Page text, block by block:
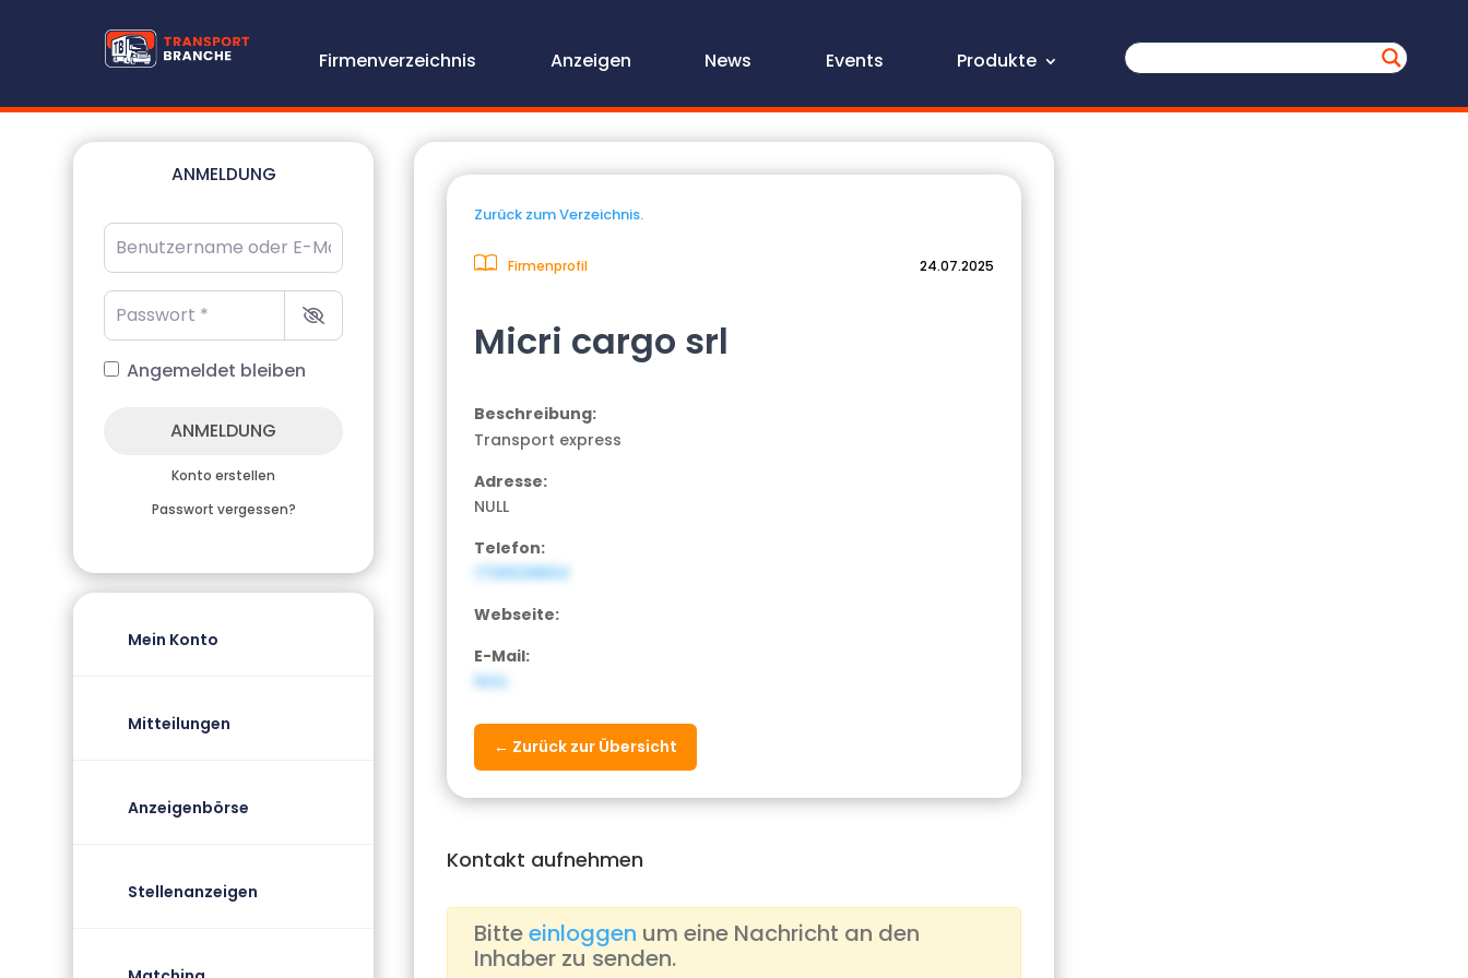
Firmenverzeichnis Anzeigen News Events Produkte
ANMELDUNG
Benutzername oder E-Mail-Adresse
Passwort
Angemeldet bleiben
ANMELDUNG
Konto erstellen
Passwort vergessen?
Mein Konto
Mitteilungen
Anzeigenbörse
Stellenanzeigen
Zurück zum Verzeichnis.
Firmenprofil 24.07.2025
Micri cargo srl
Beschreibung:
Transport express
Adresse:
NULL
Telefon:
1736538804
Webseite:
E-Mail:
NULL
← Zurück zur Übersicht
Kontakt aufnehmen
Bitteeinloggen um eine Nachricht an den
Inhaber zu senden.